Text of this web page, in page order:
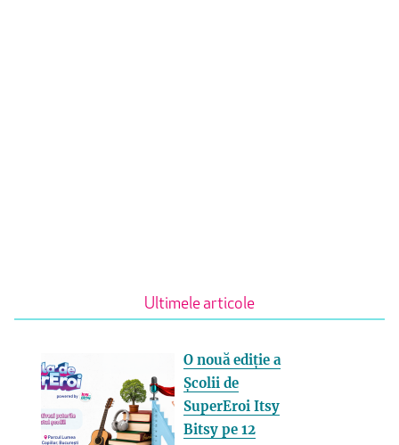
Ultimele articole
O nouă ediție a
Școlii de
SuperEroi Itsy
Bitsy pe 12